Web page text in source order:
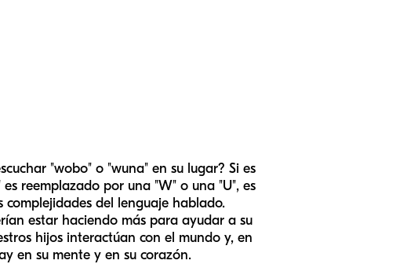
"wobo" o "wuna" en su lugar? Si es
reemplazado por una "W" o una "U", es
del lenguaje hablado.
estar haciendo más para ayudar a su
hijos interactúan con el mundo y, en
en su mente y en su corazón.